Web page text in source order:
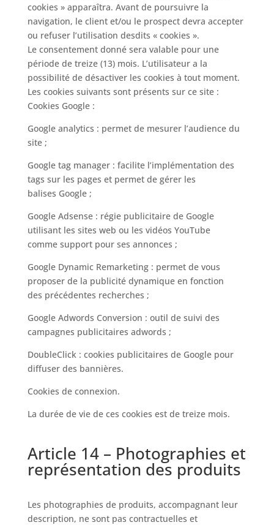
cookies » apparaîtra. Avant de poursuivre la
navigation, le client et/ou le prospect devra accepter
ou refuser l’utilisation desdits « cookies ».
Le consentement donné sera valable pour une
période de treize (13) mois. L’utilisateur a la
possibilité de désactiver les cookies à tout moment.
Les cookies suivants sont présents sur ce site :
Cookies Google :
Google analytics : permet de mesurer l’audience du
site ;
Google tag manager : facilite l’implémentation des
tags sur les pages et permet de gérer les
balises Google ;
Google Adsense : régie publicitaire de Google
utilisant les sites web ou les vidéos YouTube
comme support pour ses annonces ;
Google Dynamic Remarketing : permet de vous
proposer de la publicité dynamique en fonction
des précédentes recherches ;
Google Adwords Conversion : outil de suivi des
campagnes publicitaires adwords ;
DoubleClick : cookies publicitaires de Google pour
diffuser des bannières.
Cookies de connexion.
La durée de vie de ces cookies est de treize mois.
Article 14 – Photographies et
représentation des produits
Les photographies de produits, accompagnant leur
description, ne sont pas contractuelles et